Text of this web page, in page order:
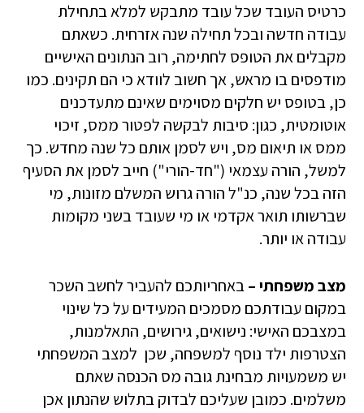
כרטיס העובד שכל עובד מתבקש למלא בתחילת
עבודה חדשה ובכל תחילה שנה אזרחית. כשאתם
מקבלים את הטופס לחתימה, רוב הנתונים האישיים
מודפסים בו מראש, אך חשוב לוודא כי הם תקינים. כמו
כן, בטופס יש חלקים מסוימים שאינם מתעדכנים
אוטומטית, כגון: סיבות לבקשה לפטור ממס, זיכוי
ממס או תיאום מס, ויש לסמן אותם כל שנה מחדש. כך
למשל, הורה עצמאי ("חד-הורי") חייב לסמן את הסעיף
הזה בכל שנה, כנ"ל הורה גרוש המשלם מזונות, מי
שברשותו תואר אקדמי או מי שעובד בשני מקומות
עבודה או יותר.
מצב משפחתי –באחריותכם להעביר לחשב השכר
במקום עבודתכם מסמכים המעידים על כל שינוי
במצבכם האישי: נישואים, גירושים, התאלמנות,
הצטרפות ילד נוסף למשפחה, שכן למצב המשפחתי
יש משמעויות מבחינת גובה מס הכנסה שאתם
משלמים. כמובן שעליכם לבדוק בתלוש שהנתון אכן